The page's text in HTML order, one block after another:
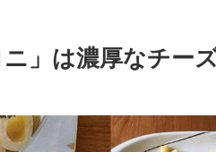
」は濃厚なチー